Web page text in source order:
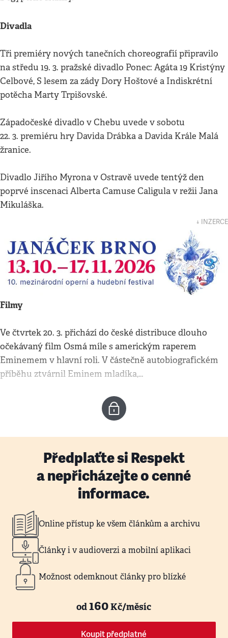
Divadla
Tři premiéry nových tanečních choreografií připravilo
na středu 19. 3. pražské divadlo Ponec: Agáta 19 Kristýny
Celbové, S lesem za zády Dory Hoštové a Indiskrétní
potěcha Marty Trpišovské.
Západočeské divadlo v Chebu uvede v sobotu
22. 3. premiéru hry Davida Drábka a Davida Krále Malá
žranice.
Divadlo Jiřího Myrona v Ostravě uvede tentýž den
poprvé inscenaci Alberta Camuse Caligula v režii Jana
Mikuláška.
↓ INZERCE
Filmy
Ve čtvrtek 20. 3. přichází do české distribuce dlouho
očekávaný film Osmá míle s americkým raperem
Eminemem v hlavní roli. V částečně autobiografickém
příběhu ztvárnil Eminem mladíka,…
Předplaťte si Respekt
a nepřicházejte o cenné
informace.
Online přístup ke všem článkům a archivu
Články i v audioverzi a mobilní aplikaci
Možnost odemknout články pro blízké
od160Kč/měsíc
Koupit předplatné